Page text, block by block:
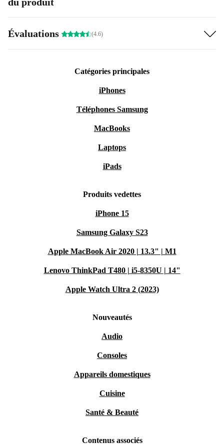
Évaluations (4.6)
Catégories principales
iPhones
Téléphones Samsung
MacBooks
Laptops
iPads
Produits vedettes
iPhone 15
Samsung Galaxy S23
Apple MacBook Air 2020 | 13.3" | M1
Lenovo ThinkPad T480 | i5-8350U | 14"
Apple Watch Ultra 2 (2023)
Nouveautés
Audio
Consoles
Appareils domestiques
Cuisine
Santé & Beauté
Contenus associés